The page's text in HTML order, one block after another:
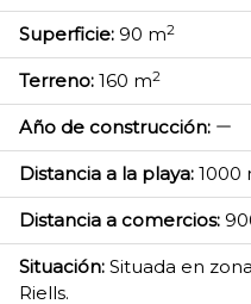
Superficie: 90 m2
Terreno: 160 m2
Año de construcción:
Distancia a la playa: 1000
Distancia a comercios:
Situación: Situada en
Riells.